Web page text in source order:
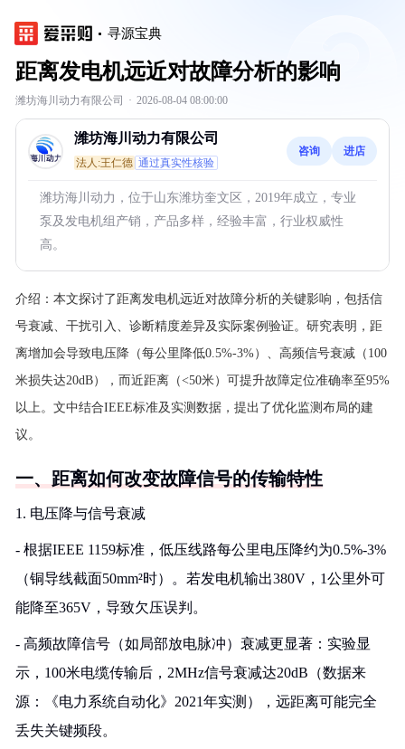
寻源宝典
距离发电机远近对故障分析的影响
潍坊海川动力有限公司 · 2026-08-04 08:00:00
潍坊海川动力有限公司
法人:王仁德 通过真实性核验
咨询 进店
潍坊海川动力，位于山东潍坊奎文区，2019年成立，专业
泵及发电机组产销，产品多样，经验丰富，行业权威性
高。
介绍： 本文探讨了距离发电机远近对故障分析的关键影响，包括信
号衰减、干扰引入、诊断精度差异及实际案例验证。研究表明，距
离增加会导致电压降（每公里降低0.5%-3%）、高频信号衰减（100
米损失达20dB），而近距离（<50米）可提升故障定位准确率至95%
以上。文中结合IEEE标准及实测数据，提出了优化监测布局的建
议。
一、距离如何改变故障信号的传输特性
1. 电压降与信号衰减
- 根据IEEE 1159标准，低压线路每公里电压降约为0.5%-3%
（铜导线截面50mm²时）。若发电机输出380V，1公里外可
能降至365V，导致欠压误判。
- 高频故障信号（如局部放电脉冲）衰减更显著：实验显
示，100米电缆传输后，2MHz信号衰减达20dB（数据来
源：《电力系统自动化》2021年实测），远距离可能完全
丢失关键频段。